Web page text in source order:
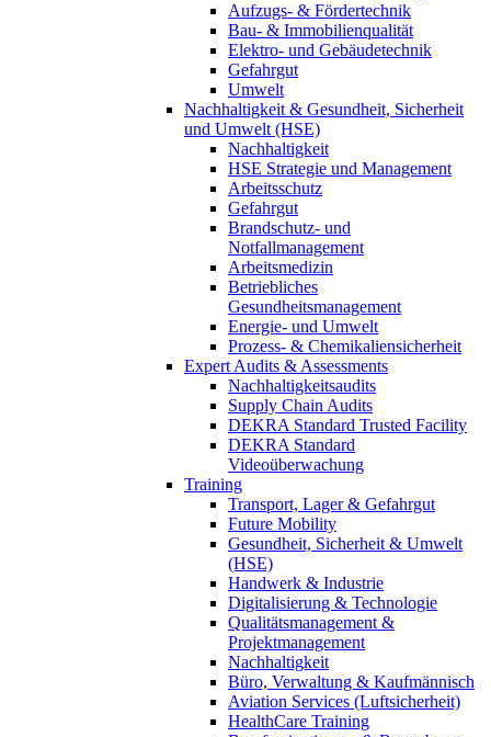
Aufzugs- & Fördertechnik
Bau- & Immobilienqualität
Elektro- und Gebäudetechnik
Gefahrgut
Umwelt
Nachhaltigkeit & Gesundheit, Sicherheit
und Umwelt (HSE)
Nachhaltigkeit
HSE Strategie und Management
Arbeitsschutz
Gefahrgut
Brandschutz- und
Notfallmanagement
Arbeitsmedizin
Betriebliches
Gesundheitsmanagement
Energie- und Umwelt
Prozess- & Chemikaliensicherheit
Expert Audits & Assessments
Nachhaltigkeitsaudits
Supply Chain Audits
DEKRA Standard Trusted Facility
DEKRA Standard
Videoüberwachung
Training
Transport, Lager & Gefahrgut
Future Mobility
Gesundheit, Sicherheit & Umwelt
(HSE)
Handwerk & Industrie
Digitalisierung & Technologie
Qualitätsmanagement &
Projektmanagement
Nachhaltigkeit
Büro, Verwaltung & Kaufmännisch
Aviation Services (Luftsicherheit)
HealthCare Training